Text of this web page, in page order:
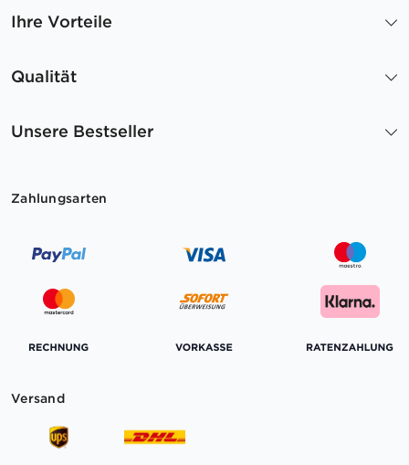
Ihre Vorteile
Qualität
Unsere Bestseller
Zahlungsarten
Versand